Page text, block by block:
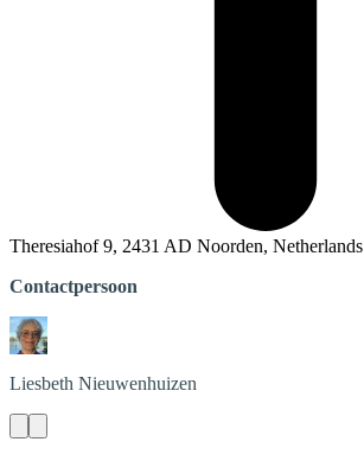
Theresiahof 9, 2431 AD Noorden, Netherlands
Contactpersoon
Liesbeth Nieuwenhuizen